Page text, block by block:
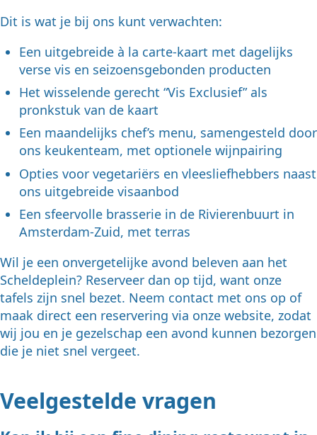
Dit is wat je bij ons kunt verwachten:
Een uitgebreide à la carte-kaart met dagelijks
verse vis en seizoensgebonden producten
Het wisselende gerecht “Vis Exclusief” als
pronkstuk van de kaart
Een maandelijks chef’s menu, samengesteld door
ons keukenteam, met optionele wijnpairing
Opties voor vegetariërs en vleesliefhebbers naast
ons uitgebreide visaanbod
Een sfeervolle brasserie in de Rivierenbuurt in
Amsterdam-Zuid, met terras
Wil je een onvergetelijke avond beleven aan het
Scheldeplein? Reserveer dan op tijd, want onze
tafels zijn snel bezet. Neem contact met ons op of
maak direct een reservering via onze website, zodat
wij jou en je gezelschap een avond kunnen bezorgen
die je niet snel vergeet.
Veelgestelde vragen